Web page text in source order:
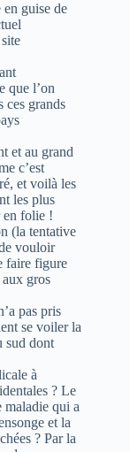
en guise de
que l’on
ces grands
et au grand
c’est
et voilà les
les plus
folie !
(la tentative
vouloir
faire figure
aux gros
pas pris
se voiler la
sud dont
à
? Le
maladie qui a
et la
? Par la